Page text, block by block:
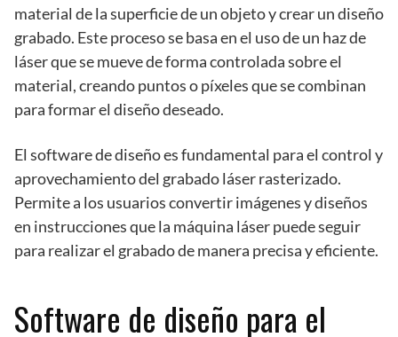
material de la superficie de un objeto y crear un diseño
grabado. Este proceso se basa en el uso de un haz de
láser que se mueve de forma controlada sobre el
material, creando puntos o píxeles que se combinan
para formar el diseño deseado.
El software de diseño es fundamental para el control y
aprovechamiento del grabado láser rasterizado.
Permite a los usuarios convertir imágenes y diseños
en instrucciones que la máquina láser puede seguir
para realizar el grabado de manera precisa y eficiente.
Software de diseño para el